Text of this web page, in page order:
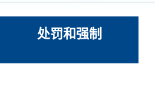
处罚和强制